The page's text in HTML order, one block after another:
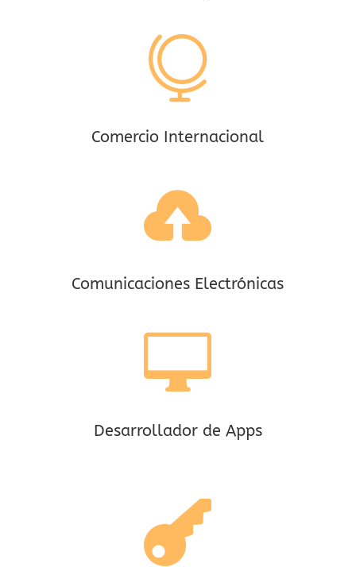

Comercio Internacional

Comunicaciones Electrónicas

Desarrollador de Apps
